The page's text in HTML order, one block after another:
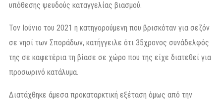
υπόθεσης ψευδούς καταγγελίας βιασμού.
Τον Ιούνιο του 2021 η κατηγορούμενη που βρισκόταν για σεζόν
σε νησί των Σποράδων, κατήγγειλε ότι 35χρονος συνάδελφός
της σε καφετέρια τη βίασε σε χώρο που της είχε διατεθεί για
προσωρινό κατάλυμα.
Διατάχθηκε άμεσα προκαταρκτική εξέταση όμως από την